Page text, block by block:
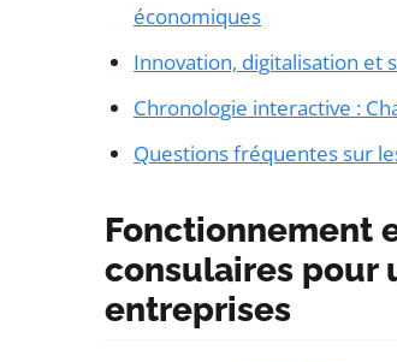
économiques
Innovation, digitalisation et
Chronologie interactive :
Questions fréquentes sur
Fonctionnement
consulaires pour
entreprises